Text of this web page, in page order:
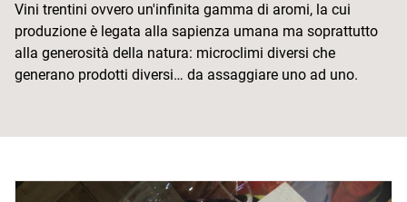
Vini trentini ovvero un'infinita gamma di aromi, la cui
produzione è legata alla sapienza umana ma soprattutto
alla generosità della natura: microclimi diversi che
generano prodotti diversi… da assaggiare uno ad uno.